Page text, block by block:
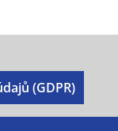
(GDPR)